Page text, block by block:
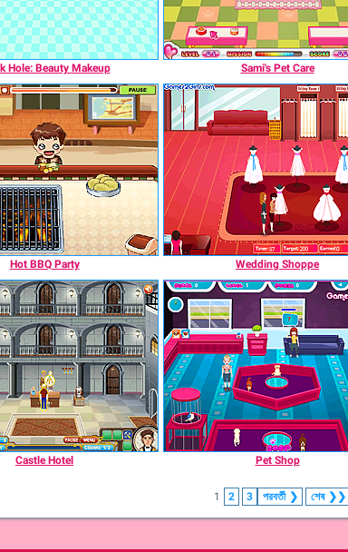
Hole: Beauty Makeup Sami's Pet Care
Hot BBQ Party Wedding Shoppe
Castle Hotel Pet Shop
1 2 3 পরবর্তী ❯ শেষ ❯❯